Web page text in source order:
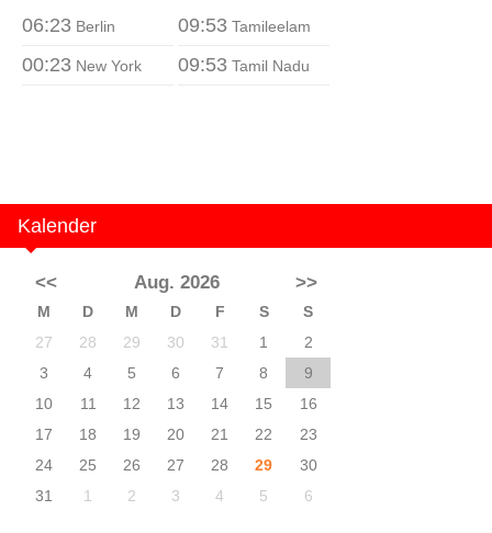
06:23 Berlin 09:53 Tamileelam
00:23 New York 09:53 Tamil Nadu
Kalender
<< Aug. 2026 >>
M D M D F S
S
27
28 29 30 31 1
2
3
4 5 6 7 8
9
10
11 12 13 14 15
16
17
18 19 20 21 22
23
24
25 26 27 28 29
30
31
1 2 3 4 5 6